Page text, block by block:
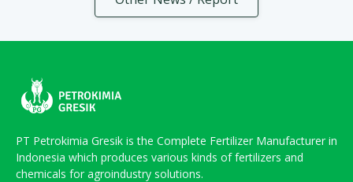
PT Petrokimia Gresik is the Complete Fertilizer Manufacturer in
Indonesia which produces various kinds of fertilizers and
chemicals for agroindustry solutions.